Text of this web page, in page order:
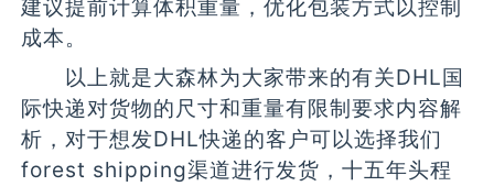
建议提前计算体积重量，优化包装方式以控制
成本。
以上就是大森林为大家带来的有关DHL国
际快递对货物的尺寸和重量有限制要求内容解
析，对于想发DHL快递的客户可以选择我们
forest shipping渠道进行发货，十五年头程